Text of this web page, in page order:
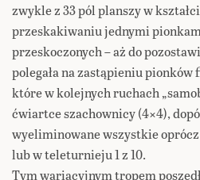
zwykle z 33 pól planszy w
przeskakiwaniu jednymi
przeskoczonych – aż do
polegała na zastąpieniu
które w kolejnych ruchach
ćwiartce szachownicy (4×4),
wyeliminowane wszystkie
lub w teleturnieju 1 z 10.
Tym wariacyjnym tropem